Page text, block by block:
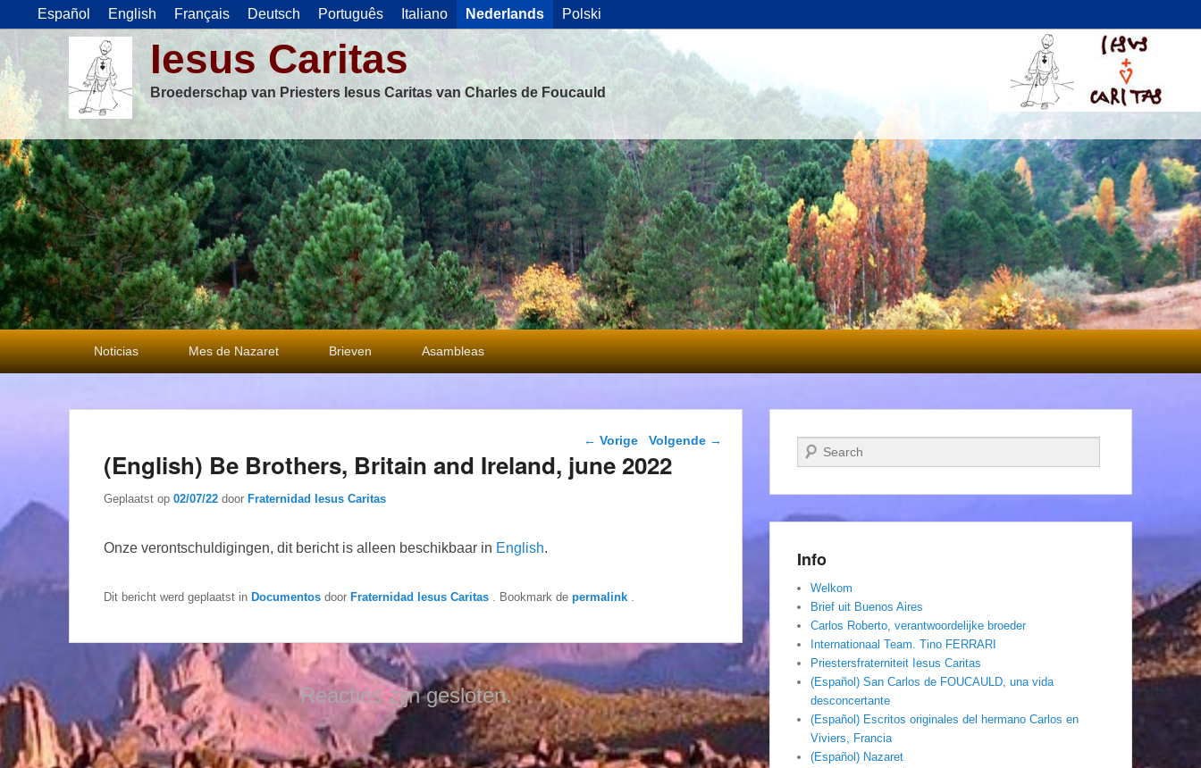
Español English Français Deutsch Português Italiano Nederlands Polski
Iesus Caritas
Broederschap van Priesters Iesus Caritas van Charles de Foucauld
Primair
menu
Noticias Mes de Nazaret Brieven Asambleas
Berichtnavigatie
← Vorige Volgende →
(English) Be Brothers, Britain and Ireland, june 2022
Geplaatst op 02/07/22 door Fraternidad Iesus Caritas
Onze verontschuldigingen, dit bericht is alleen beschikbaar in English.
Dit bericht werd geplaatst in Documentos door Fraternidad Iesus Caritas . Bookmark de permalink
Reacties zijn gesloten.
Zoeken
Info
Welkom
Brief uit Buenos Aires
Carlos Roberto, verantwoordelijke broeder
Internationaal Team. Tino FERRARI
Priestersfraterniteit Iesus Caritas
(Español) San Carlos de FOUCAULD, una vida
desconcertante
(Español) Escritos originales del hermano Carlos en
Viviers, Francia
(Español) Nazaret